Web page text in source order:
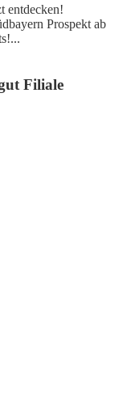
entdecken!
Prospekt ab
...
Filiale